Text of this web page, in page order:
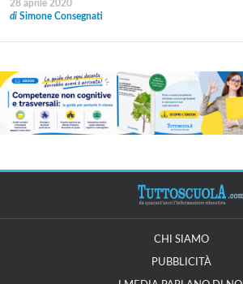
28 aprile 2020
di Simone Consegnati
CHI SIAMO
PUBBLICITÀ